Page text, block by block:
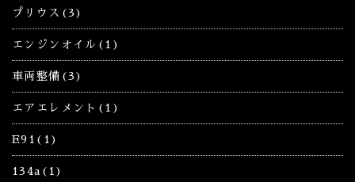
プリウス(3)
エンジンオイル(1)
車両整備(3)
エアエレメント(1)
E91(1)
134a(1)